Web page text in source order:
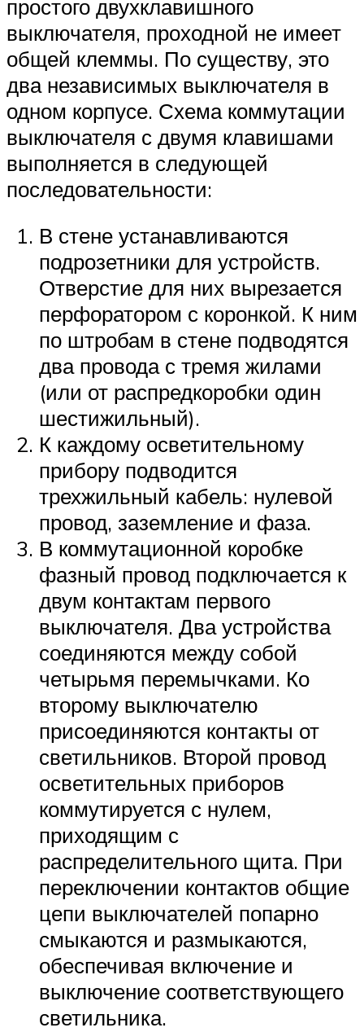
простого двухклавишного
выключателя, проходной не имеет
общей клеммы. По существу, это
два независимых выключателя в
одном корпусе. Схема коммутации
выключателя с двумя клавишами
выполняется в следующей
последовательности:
В стене устанавливаются
подрозетники для устройств.
Отверстие для них вырезается
перфоратором с коронкой. К ним
по штробам в стене подводятся
два провода с тремя жилами
(или от распредкоробки один
шестижильный).
К каждому осветительному
прибору подводится
трехжильный кабель: нулевой
провод, заземление и фаза.
В коммутационной коробке
фазный провод подключается к
двум контактам первого
выключателя. Два устройства
соединяются между собой
четырьмя перемычками. Ко
второму выключателю
присоединяются контакты от
светильников. Второй провод
осветительных приборов
коммутируется с нулем,
приходящим с
распределительного щита. При
переключении контактов общие
цепи выключателей попарно
смыкаются и размыкаются,
обеспечивая включение и
выключение соответствующего
светильника.